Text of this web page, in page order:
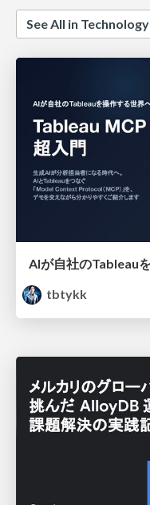
See All in Technology
tbtykk